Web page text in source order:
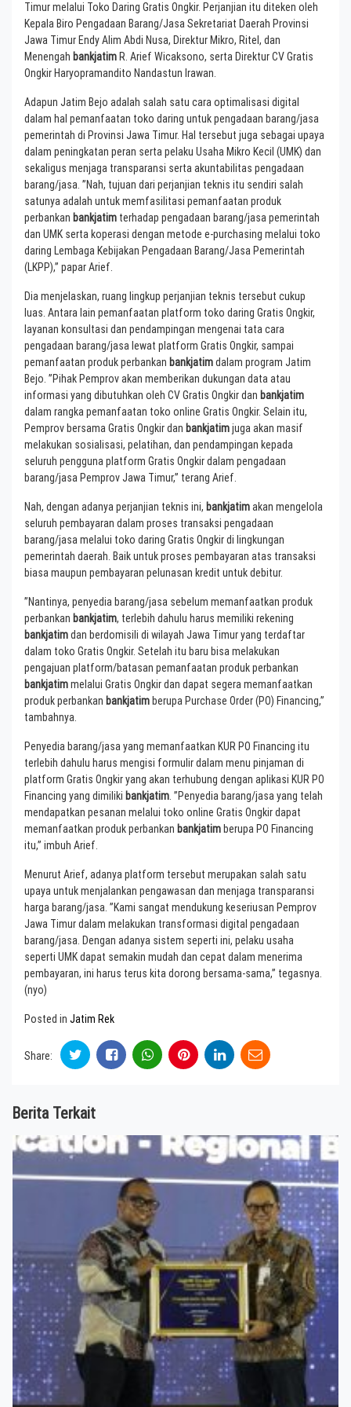
Timur melalui Toko Daring Gratis Ongkir. Perjanjian itu diteken oleh
Kepala Biro Pengadaan Barang/Jasa Sekretariat Daerah Provinsi
Jawa Timur Endy Alim Abdi Nusa, Direktur Mikro, Ritel, dan
Menengah bankjatim R. Arief Wicaksono, serta Direktur CV Gratis
Ongkir Haryopramandito Nandastun Irawan.
Adapun Jatim Bejo adalah salah satu cara optimalisasi digital
dalam hal pemanfaatan toko daring untuk pengadaan barang/jasa
pemerintah di Provinsi Jawa Timur. Hal tersebut juga sebagai upaya
dalam peningkatan peran serta pelaku Usaha Mikro Kecil (UMK) dan
sekaligus menjaga transparansi serta akuntabilitas pengadaan
barang/jasa. ”Nah, tujuan dari perjanjian teknis itu sendiri salah
satunya adalah untuk memfasilitasi pemanfaatan produk
perbankan bankjatim terhadap pengadaan barang/jasa pemerintah
dan UMK serta koperasi dengan metode e-purchasing melalui toko
daring Lembaga Kebijakan Pengadaan Barang/Jasa Pemerintah
(LKPP),” papar Arief.
Dia menjelaskan, ruang lingkup perjanjian teknis tersebut cukup
luas. Antara lain pemanfaatan platform toko daring Gratis Ongkir,
layanan konsultasi dan pendampingan mengenai tata cara
pengadaan barang/jasa lewat platform Gratis Ongkir, sampai
pemanfaatan produk perbankan bankjatimdalam program Jatim
Bejo. ”Pihak Pemprov akan memberikan dukungan data atau
informasi yang dibutuhkan oleh CV Gratis Ongkir dan bankjatim
dalam rangka pemanfaatan toko online Gratis Ongkir. Selain itu,
Pemprov bersama Gratis Ongkir dan bankjatimjuga akan masif
melakukan sosialisasi, pelatihan, dan pendampingan kepada
seluruh pengguna platform Gratis Ongkir dalam pengadaan
barang/jasa Pemprov Jawa Timur,” terang Arief.
Nah, dengan adanya perjanjian teknis ini, bankjatimakan mengelola
seluruh pembayaran dalam proses transaksi pengadaan
barang/jasa melalui toko daring Gratis Ongkir di lingkungan
pemerintah daerah. Baik untuk proses pembayaran atas transaksi
biasa maupun pembayaran pelunasan kredit untuk debitur.
”Nantinya, penyedia barang/jasa sebelum memanfaatkan produk
perbankan bankjatim, terlebih dahulu harus memiliki rekening
bankjatimdan berdomisili di wilayah Jawa Timur yang terdaftar
dalam toko Gratis Ongkir. Setelah itu baru bisa melakukan
pengajuan platform/batasan pemanfaatan produk perbankan
bankjatimmelalui Gratis Ongkir dan dapat segera memanfaatkan
produk perbankan bankjatim berupa Purchase Order (PO) Financing,”
tambahnya.
Penyedia barang/jasa yang memanfaatkan KUR PO Financing itu
terlebih dahulu harus mengisi formulir dalam menu pinjaman di
platform Gratis Ongkir yang akan terhubung dengan aplikasi KUR PO
Financing yang dimiliki bankjatim. ”Penyedia barang/jasa yang telah
mendapatkan pesanan melalui toko online Gratis Ongkir dapat
memanfaatkan produk perbankan bankjatim berupa PO Financing
itu,” imbuh Arief.
Menurut Arief, adanya platform tersebut merupakan salah satu
upaya untuk menjalankan pengawasan dan menjaga transparansi
harga barang/jasa. ”Kami sangat mendukung keseriusan Pemprov
Jawa Timur dalam melakukan transformasi digital pengadaan
barang/jasa. Dengan adanya sistem seperti ini, pelaku usaha
seperti UMK dapat semakin mudah dan cepat dalam menerima
pembayaran, ini harus terus kita dorong bersama-sama,” tegasnya.
(nyo)
Posted in Jatim Rek
Share:
Berita Terkait